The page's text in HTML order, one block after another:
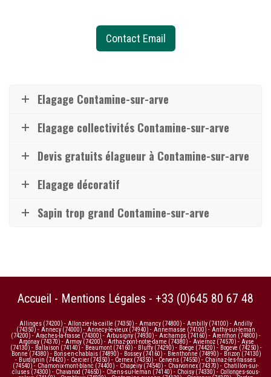
Contact Email
Elagage Contamine-sur-arve
Elagage collectivités Contamine-sur-arve
Devis gratuits élagueur à Contamine-sur-arve
Elagage décoratif
Sapin trop grand Contamine-sur-arve
Accueil - Mentions Légales - +33 (0)645 80 67 48
Allinges (74200) - Allonzier-la-caille (74350) - Amancy (74800) - Ambilly (74100) - Andilly
(74350) - Annecy (74000) - Annecy-le-vieux (74940) - Annemasse (74100) -Anthy-sur-leman
(74200) - Araches-la-frasse (74300) - Arbusigny (74930) - Archamps (74160) - Arenthon (74800) -
Argonay (74370) - Armoy (74200) - Arthaz-pont-notre-dame (74380) - Aviernoz (74570) - Ayse
(74130) - Ballaison (74140) -Beaumont (74160) - Bluffy (74290) - Boege (74420) - Bogeve (74250) -
Bonne (74380) - Bons-en-chablais (74890) - Bossey (74160) - Brenthonne (74890) - Brizon (74130)
- Burdignin (74420) - Cercier (74350) - Cernex (74350) - Cervens (74550)- Chainaz-les-frasses
(74540) - Chamonix-mont-blanc (74400) - Chapeiry (74540) - Charvonnex (74370) - Chatillon-sur-
cluses (74300) - Chavanod (74650) - Chens-sur-leman (74140) - Choisy (74330) - Collonges-sous-